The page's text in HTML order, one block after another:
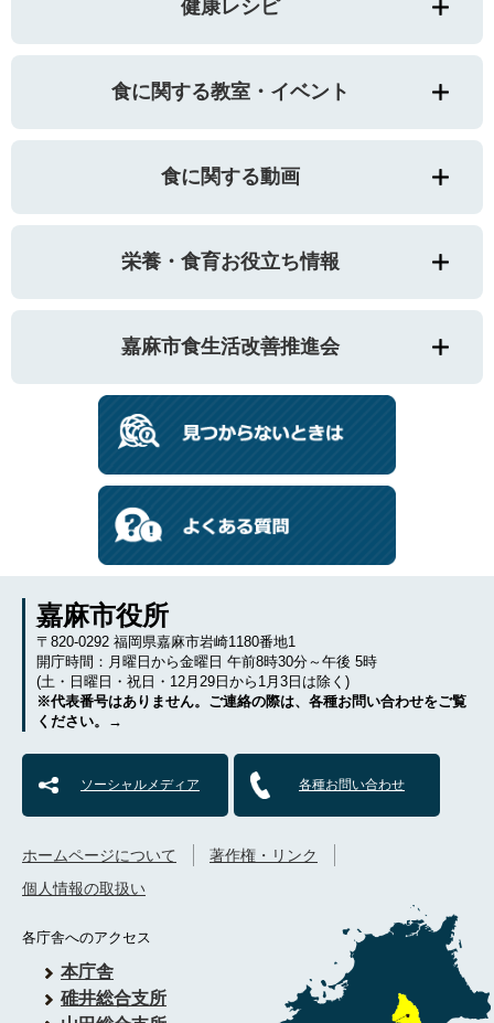
健康レシピ
食に関する教室・イベント
食に関する動画
栄養・食育お役立ち情報
嘉麻市食生活改善推進会
嘉麻市役所
〒820-0292 福岡県嘉麻市岩崎1180番地1
開庁時間：月曜日から金曜日 午前8時30分～午後 5時
(土・日曜日・祝日・12月29日から1月3日は除く)
※代表番号はありません。ご連絡の際は、各種お問い合わせをご覧
ください。→
ソーシャルメディア 各種お問い合わせ
各庁舎へのアクセス
本庁舎
碓井総合支所
ホームページについて
著作権・リンク
個人情報の取扱い